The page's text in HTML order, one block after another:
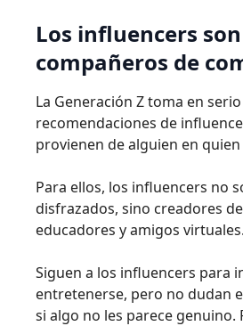
Los influencers
compañeros de
La Generación Z toma en
recomendaciones de
provienen de alguien en
Para ellos, los influencers no
disfrazados, sino creadores
educadores y amigos virtuales.
Siguen a los influencers para
entretenerse, pero no dudan
si algo no les parece genuino.